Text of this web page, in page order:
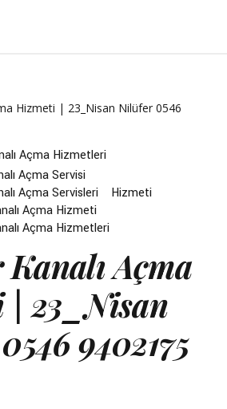
Açma Hizmetleri
Açma Servisi
Açma Servisleri
Hizmeti
Açma Hizmeti
Açma Hizmetleri
Kanalı Açma
| 23_Nisan
9402175